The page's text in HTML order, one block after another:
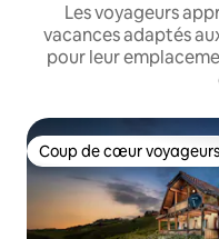
Les voyageurs
vacances adaptés
pour leur
Coup de cœur
Coup de cœur voyageurs